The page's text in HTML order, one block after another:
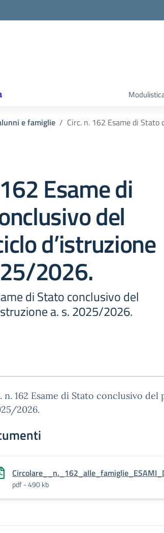
e famiglie Circ. n. 162 Esame di
Esame di
del
d’istruzione
2026.
di Stato conclusivo del
a. s. 2025/2026.
n. 162 Esame di Stato conclusivo
2026.
pdf - 490 kb